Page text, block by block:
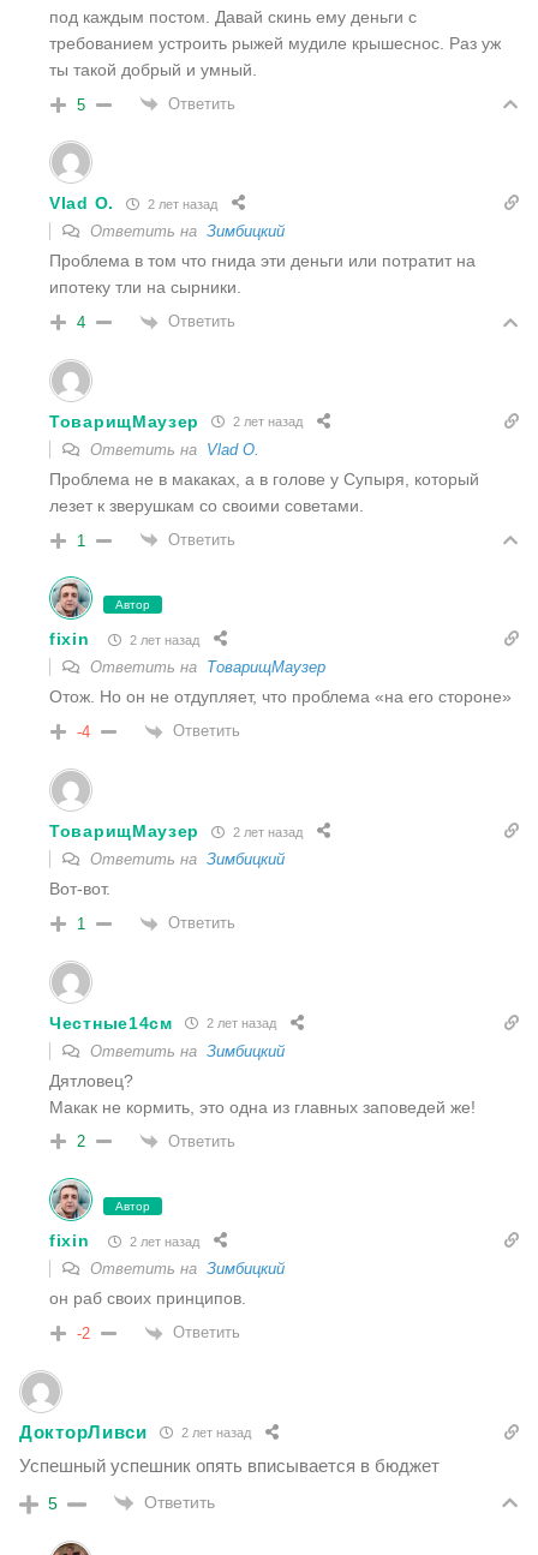
под каждым постом. Давай скинь ему деньги с
требованием устроить рыжей мудиле крышеснос. Раз уж
ты такой добрый и умный.
5 Ответить
Vlad O. 2 лет назад
Ответить на Зимбицкий
Проблема в том что гнида эти деньги или потратит на
ипотеку тли на сырники.
4 Ответить
ТоварищМаузер 2 лет назад
Ответить на Vlad O.
Проблема не в макаках, а в голове у Супыря, который
лезет к зверушкам со своими советами.
1 Ответить
Автор
fixin 2 лет назад
Ответить на ТоварищМаузер
Отож. Но он не отдупляет, что проблема «на его стороне»
-4 Ответить
ТоварищМаузер 2 лет назад
Ответить на Зимбицкий
Вот-вот.
1 Ответить
Честные14см 2 лет назад
Ответить на Зимбицкий
Дятловец?
Макак не кормить, это одна из главных заповедей же!
2 Ответить
Автор
fixin 2 лет назад
Ответить на Зимбицкий
он раб своих принципов.
-2 Ответить
ДокторЛивси 2 лет назад
Успешный успешник опять вписывается в бюджет
5 Ответить